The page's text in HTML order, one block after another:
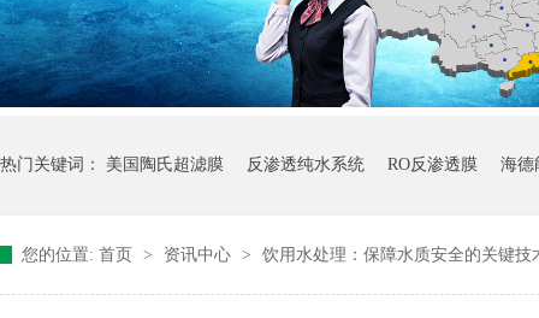
热门关键词： 美国陶氏超滤膜 反渗透纯水系统 RO反渗透膜 海德
您的位置: 首页 > 资讯中心 > 饮用水处理：保障水质安全的关键技